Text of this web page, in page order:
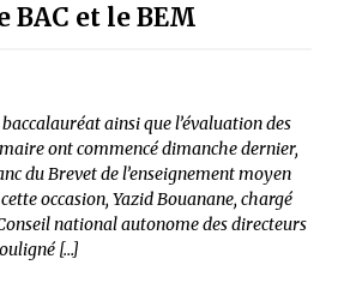
et le BEM
ainsi que l’évaluation des
ont commencé dimanche dernier,
du Brevet de l’enseignement moyen
occasion, Yazid Bouanane, chargé
national autonome des directeurs
[…]